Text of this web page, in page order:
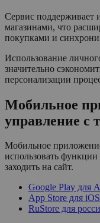
Сервис поддерживает
магазинами, что
покупками и
Использование
значительно
персонализации
Мобильное
управление с
Мобильное
использовать функции
заходить на сайт.
Google Play для
App Store для iOS
RuStore для